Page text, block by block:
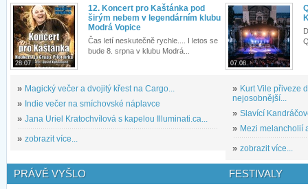
28.07.
12. Koncert pro Kaštánka pod
širým nebem v legendárním klubu
Modrá Vopice
Čas letí neskutečně rychle.... I letos se
bude 8. srpna v klubu Modrá...
» Magický večer a dvojitý křest na Cargo...
» Indie večer na smíchovské náplavce
» Jana Uriel Kratochvílová s kapelou Illuminati.ca...
» zobrazit více...
07.08.
» Kurt Vile přiveze
nejosobnější...
» Slavící
» Mezi melancholií
» zobrazit více...
PRÁVĚ VYŠLO FESTIVALY